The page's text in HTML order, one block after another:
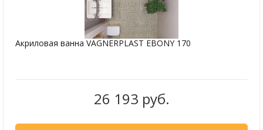
Акриловая ванна VAGNERPLAST EBONY 170
26 193 руб.